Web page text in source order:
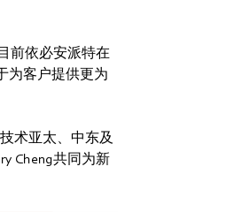
前依必安派特在
为客户提供更为
术亚太、中东及
Cheng共同为新